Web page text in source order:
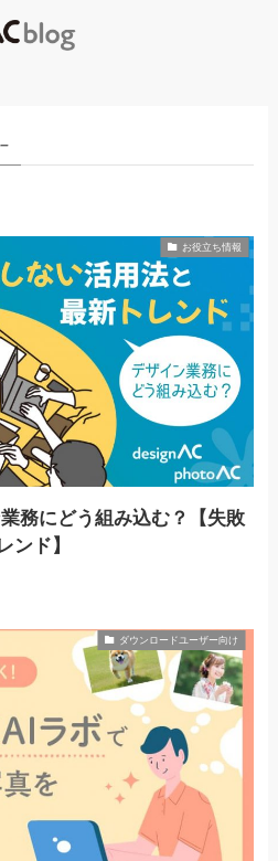
お役立ち情報
務にどう組み込む？【失敗
ンド】
ダウンロードユーザー向け